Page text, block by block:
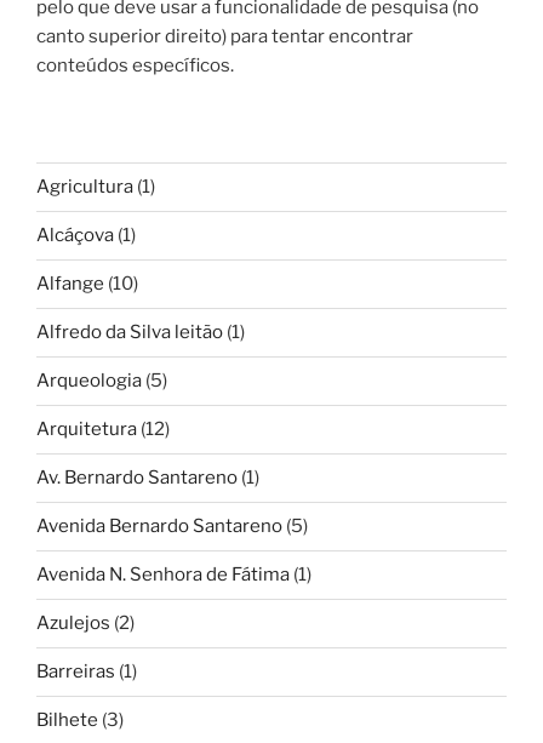
pelo que deve usar a funcionalidade de pesquisa (no
canto superior direito) para tentar encontrar
conteúdos específicos.
Agricultura (1)
Alcáçova (1)
Alfange (10)
Alfredo da Silva leitão (1)
Arqueologia (5)
Arquitetura (12)
Av. Bernardo Santareno (1)
Avenida Bernardo Santareno (5)
Avenida N. Senhora de Fátima (1)
Azulejos (2)
Barreiras (1)
Bilhete (3)